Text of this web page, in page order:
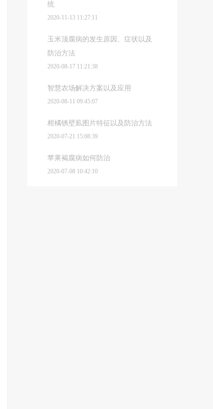
统
2020-11-13 11:27:11
玉米顶腐病的发生原因、症状以及
防治方法
2020-08-17 11:21:38
智慧农场解决方案以及应用
2020-08-11 09:45:07
柑橘锈壁虱图片特征以及防治方法
2020-07-21 15:08:39
苹果褐腐病如何防治
2020-07-08 10:42:10